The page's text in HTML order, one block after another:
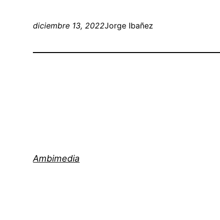
diciembre 13, 2022Jorge Ibañez
Ambimedia